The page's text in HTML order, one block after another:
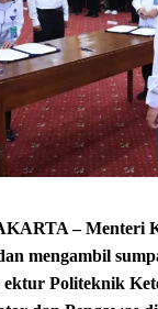
– Menteri
mengambil
Politeknik